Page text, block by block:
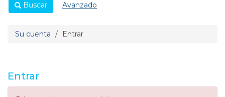
Buscar Avanzado
Su cuenta Entrar
Entrar